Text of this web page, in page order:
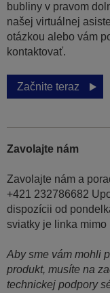
bubliny v pravom
našej virtuálnej
otázkou alebo vám
kontaktovať.
Začnite teraz
Zavolajte nám
Zavolajte nám a
+421 232786682
dispozícii od
sviatky je linka mimo
Aby sme vám mohli
produkt, musíte na
technickej podpory